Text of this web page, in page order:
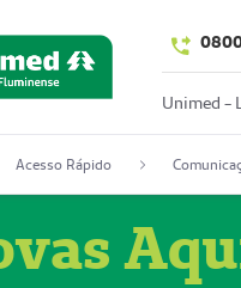
Unimed -
Acesso Rápido